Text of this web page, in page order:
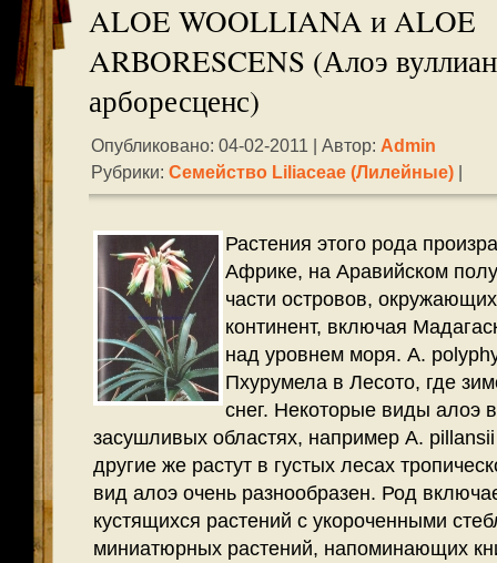
ALOE WOOLLIANA и ALOE
ARBORESCENS (Алоэ
арборесценс)
Опубликовано: 04-02-2011 | Автор: Admin
Рубрики: Семейство Liliaceae (лилейные) |
Растения этого рода
Африке, на Аравийском
части островов,
континент, включая
над уровнем моря. A.
Пхурумела в Лесото, где
снег. Некоторые виды алоэ
засушливых областях, например A.
другие же растут в густых лесах
вид алоэ очень разнообразен. Род
кустящихся растений с укороченными
миниатюрных растений, напоминающих